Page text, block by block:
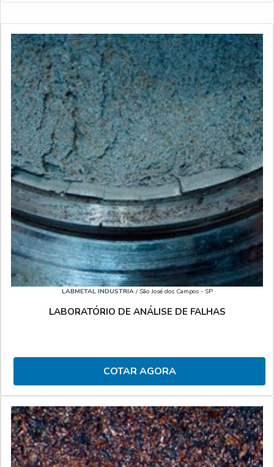
LABMETAL INDUSTRIA/ São José dos Campos - SP
LABORATÓRIO DE ANÁLISE DE FALHAS
COTAR AGORA